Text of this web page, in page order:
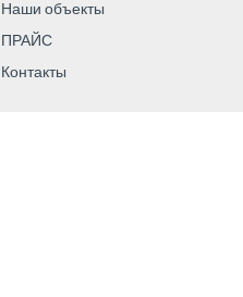
Наши объекты
ПРАЙС
Контакты